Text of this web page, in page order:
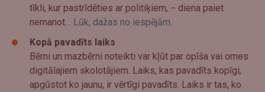
tīkli, kur pastrīdēties ar politiķiem, − diena paiet
nemanot… Lūk, dažas no iespējām.
Kopā pavadīts laiks
Bērni un mazbērni noteikti var kļūt par opīša vai omes
digitālajiem skolotājiem. Laiks, kas pavadīts kopīgi,
apgūstot ko jaunu, ir vērtīgi pavadīts. Laiks ir tas, ko